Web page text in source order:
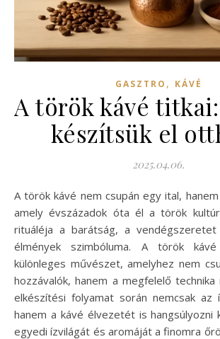
GASZTRO , KÁVÉ
A török kávé
készítsük el
2025.04.06.
A török kávé nem csupán egy ital, hanem egy hagyomány,
amely évszázadok óta él a török
rituáléja a barátság, a
élmények szimbóluma. A török
különleges művészet, amelyhez nem
hozzávalók, hanem a megfelelő
elkészítési folyamat során nemcsak az
hanem a kávé élvezetét is hangsúlyozni
egyedi ízvilágát és aromáját a finomra